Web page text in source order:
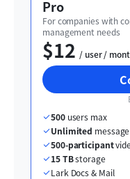
Pro
For companies with
management needs
$12
/ user /
500 users max
Unlimited
500-participant
15 TB storage
Lark Docs & Mail